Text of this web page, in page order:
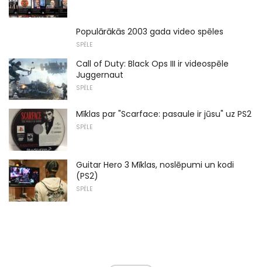
Populārākās 2003 gada video spēles
SPĒLE
Call of Duty: Black Ops III ir videospēle
Juggernaut
SPĒLE
Mīklas par "Scarface: pasaule ir jūsu" uz PS2
SPĒLE
Guitar Hero 3 Mīklas, noslēpumi un kodi
(PS2)
SPĒLE